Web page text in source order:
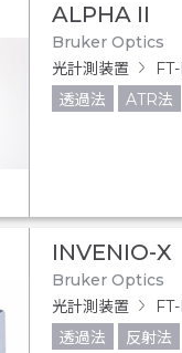
ALPHA II
Bruker Optics
光計測装置
透過法
ATR法
INVENIO-X
Bruker Optics
光計測装置
透過法
反射法